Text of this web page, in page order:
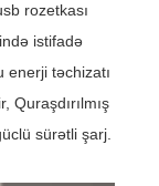
rozetkası
istifadə
enerji təchizatı
sürətli şarj.